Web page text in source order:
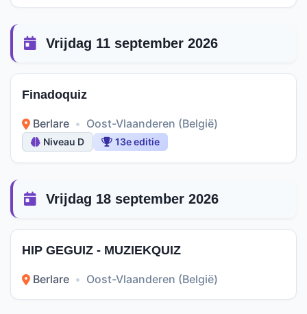
Vrijdag 11 september 2026
Finadoquiz
Berlare • Oost-Vlaanderen (België)
Niveau D 13e editie
Vrijdag 18 september 2026
HIP GEGUIZ - MUZIEKQUIZ
Berlare • Oost-Vlaanderen (België)